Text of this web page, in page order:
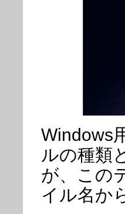
Windows
ルの種類
が、この
イル名か